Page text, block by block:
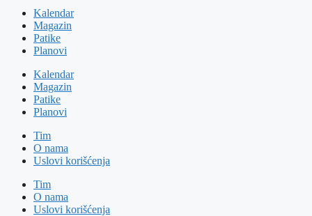
Kalendar
Magazin
Patike
Planovi
Kalendar
Magazin
Patike
Planovi
Tim
O nama
Uslovi korišćenja
Tim
O nama
Uslovi korišćenja